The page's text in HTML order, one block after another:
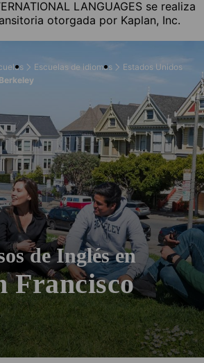
LANGUAGES se realiza
otorgada por Kaplan, Inc.
Escuelas de idiomas
Estados Unidos
de Inglés en
Francisco